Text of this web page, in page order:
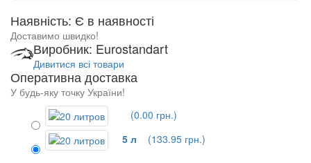
Наявність: Є в наявності
Доставимо швидко!
Виробник: Eurostandart
Дивитися всі товари
Оперативна доставка
У будь-яку точку України!
(0.00 грн.)
5 л (133.95 грн.)